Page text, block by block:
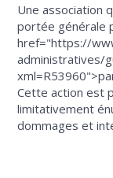
Une association
portée générale
href="https://
administratives/
Cette action est
limitativement
dommages et